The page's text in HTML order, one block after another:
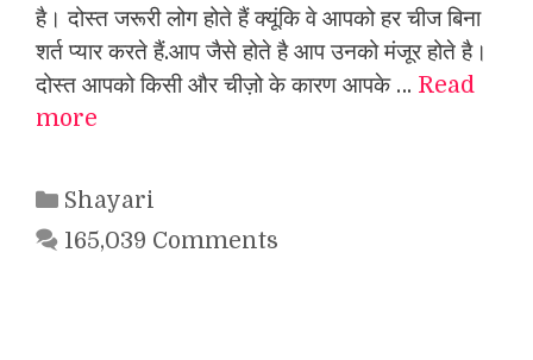
है। दोस्त जरूरी लोग होते हैं क्यूंकि वे आपको हर चीज बिना
शर्त प्यार करते हैं.आप जैसे होते है आप उनको मंजूर होते है।
दोस्त आपको किसी और चीज़ो के कारण आपके … Read
more
Categories
Shayari
165,039 Comments